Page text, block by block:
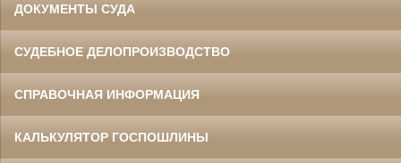
ДОКУМЕНТЫ СУДА
СУДЕБНОЕ ДЕЛОПРОИЗВОДСТВО
СПРАВОЧНАЯ ИНФОРМАЦИЯ
КАЛЬКУЛЯТОР ГОСПОШЛИНЫ